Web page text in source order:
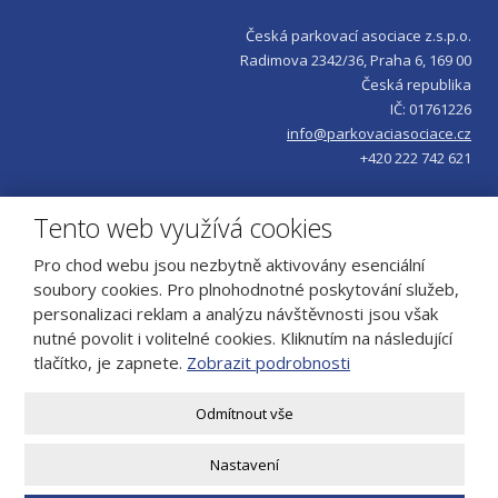
Česká parkovací asociace z.s.p.o.
Radimova 2342/36, Praha 6, 169 00
Česká republika
IČ: 01761226
info@parkovaciasociace.cz
+420 222 742 621
© 2026, ČESKÁ PARKOVACÍ ASOCIACE z.s.p.o., vytvořila eBRÁNA s.r.o.
VYROBILA
Tento web využívá cookies
Pro chod webu jsou nezbytně aktivovány esenciální
soubory cookies. Pro plnohodnotné poskytování služeb,
personalizaci reklam a analýzu návštěvnosti jsou však
nutné povolit i volitelné cookies. Kliknutím na následující
tlačítko, je zapnete. Zobrazit podrobnosti
Odmítnout vše
Nastavení